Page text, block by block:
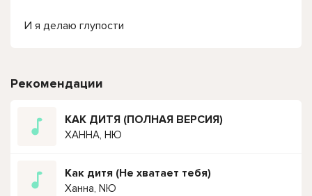
И я делаю глупости
Рекомендации
КАК ДИТЯ (ПОЛНАЯ ВЕРСИЯ)
ХАННА, НЮ
Как дитя (Не хватает тебя)
Ханна, NЮ